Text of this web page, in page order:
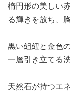
楕円形の美しい
る輝きを放ち、
黒い組紐と金色
一層引き立てる
天然石が持つエ